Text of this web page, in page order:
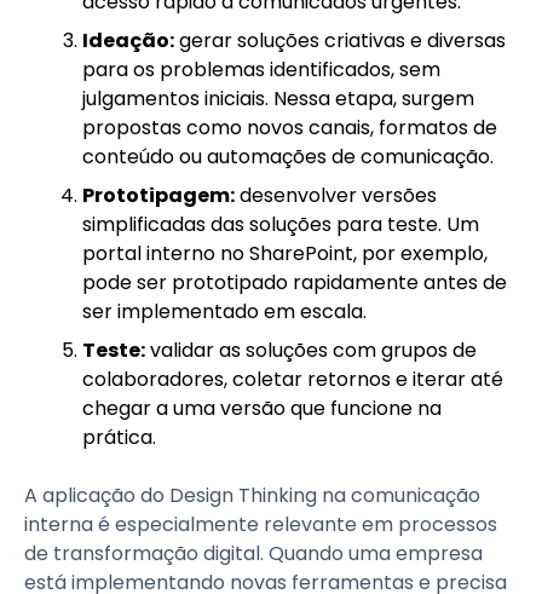
Ideação:gerar soluções criativas e diversas
para os problemas identificados, sem
julgamentos iniciais. Nessa etapa, surgem
propostas como novos canais, formatos de
conteúdo ou automações de comunicação.
Prototipagem:desenvolver versões
simplificadas das soluções para teste. Um
portal interno no SharePoint, por exemplo,
pode ser prototipado rapidamente antes de
ser implementado em escala.
Teste:validar as soluções com grupos de
colaboradores, coletar retornos e iterar até
chegar a uma versão que funcione na
prática.
A aplicação do Design Thinking na comunicação
interna é especialmente relevante em processos
de transformação digital. Quando uma empresa
está implementando novas ferramentas e precisa